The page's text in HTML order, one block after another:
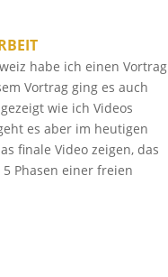
habe ich einen Vortrag
Vortrag ging es auch
wie ich Videos
es aber im heutigen
finale Video zeigen, das
Phasen einer freien